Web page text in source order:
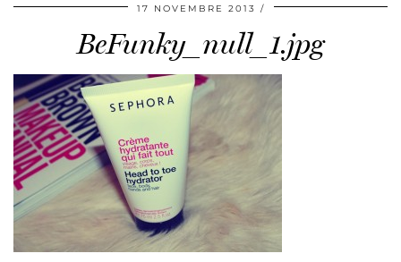
17 NOVEMBRE 2013
BeFunky_null_1.jpg